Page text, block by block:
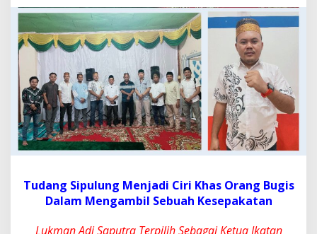
u
d
a
n
i
p
u
l
u
n
,
D
Tudang Sipulung Menjadi Ciri Khas Orang Bugis
Dalam Mengambil Sebuah Kesepakatan
Lukman Adi Saputra Terpilih Sebagai Ketua Ikatan